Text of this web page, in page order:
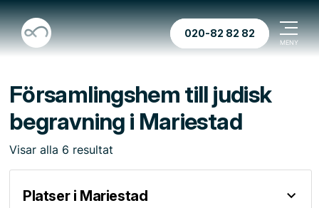
020-82 82 82
Församlingshem till judisk
begravning i Mariestad
Visar alla 6 resultat
Platser i Mariestad